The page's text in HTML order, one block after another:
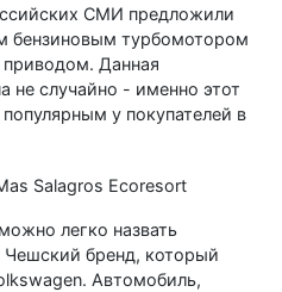
СМИ предложили
бензиновым турбомотором
Данная
не случайно - именно этот
у покупателей в
легко назвать
Чешский бренд, который
Автомобиль,